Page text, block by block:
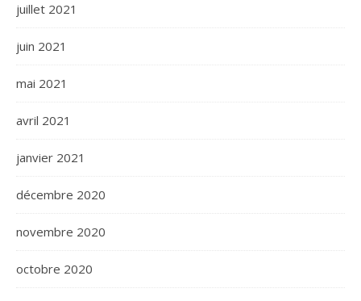
juillet 2021
juin 2021
mai 2021
avril 2021
janvier 2021
décembre 2020
novembre 2020
octobre 2020